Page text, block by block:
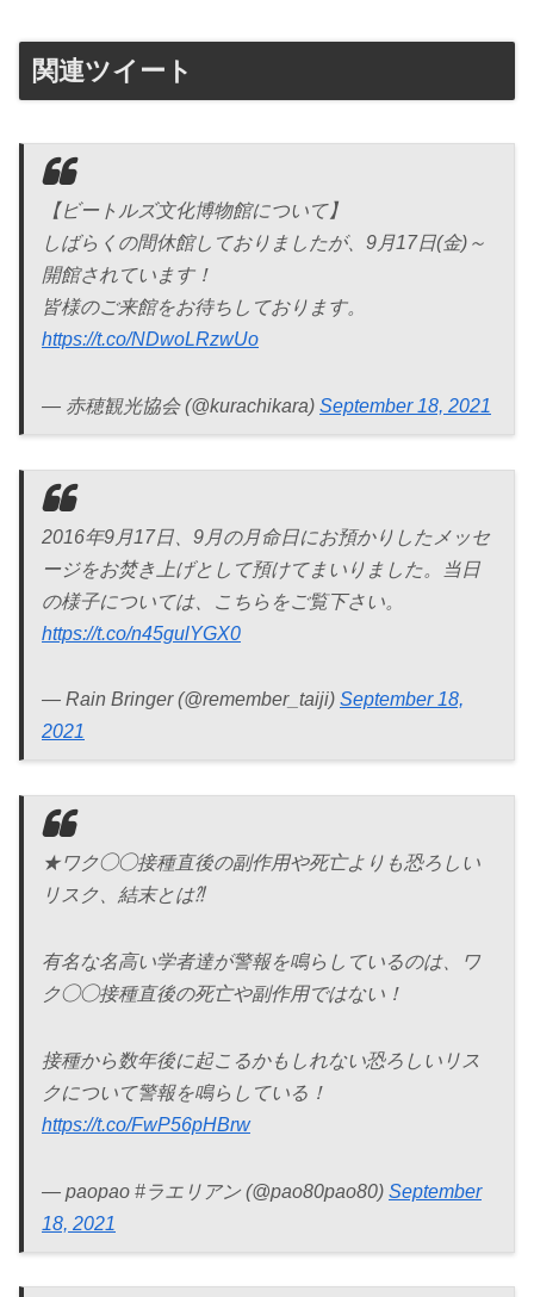
関連ツイート
【ビートルズ文化博物館について】
しばらくの間休館しておりましたが、9月17日(金)～
開館されています！
皆様のご来館をお待ちしております。
https://t.co/NDwoLRzwUo
— 赤穂観光協会 (@kurachikara) September 18, 2021
2016年9月17日、9月の月命日にお預かりしたメッセ
ージをお焚き上げとして預けてまいりました。当日
の様子については、こちらをご覧下さい。
https://t.co/n45gulYGX0
— Rain Bringer (@remember_taiji) September 18,
2021
★ワク◯◯接種直後の副作用や死亡よりも恐ろしい
リスク、結末とは⁈
有名な名高い学者達が警報を鳴らしているのは、ワ
ク◯◯接種直後の死亡や副作用ではない！
接種から数年後に起こるかもしれない恐ろしいリス
クについて警報を鳴らしている！
https://t.co/FwP56pHBrw
— paopao #ラエリアン (@pao80pao80) September
18, 2021